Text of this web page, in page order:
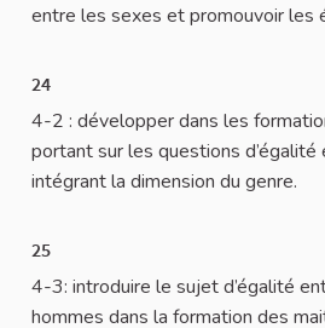
entre les sexes et promouvoir les
24
4-2 : développer dans les
portant sur les questions
intégrant la dimension du genre.
25
4-3: introduire le sujet d’égalité
hommes dans la formation des